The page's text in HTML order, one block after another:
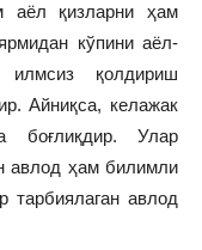
аёл қизларни ҳам
кўпини аёл-
қолдириш
Айниқса, келажак
боғлиқдир. Улар
авлод ҳам билимли
авлод